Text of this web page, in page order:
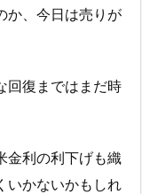
か、今日は売りが
回復まではまだ時
金利の利下げも織
いかないかもしれ